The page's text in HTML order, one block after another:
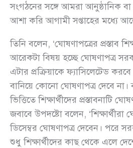
সংগঠনের সঙ্গে আমরা আনুষ্ঠানিক বা
আশা করি আগামী সপ্তাহের মধ্যে
তিনি বলেন, ‘ঘোষণাপত্রের প্রস্তাব
আরেকটা বিষয় হচ্ছে ঘোষণাপত্র
এটার প্রক্রিয়াকে ফ্যাসিলেটেড
বানিয়ে কোনো ঘোষণাপত্র দেবে
ভিত্তিতে শিক্ষার্থীদের প্রস্তাবনাটি
জবাবে উপদষ্টো বলেন, ‘শিক্ষার্থীরা
ডিসেম্বর ঘোষণাপত্র দেবেন। পরে
শুধু শিক্ষার্থীদের কাছ থেকে এলে